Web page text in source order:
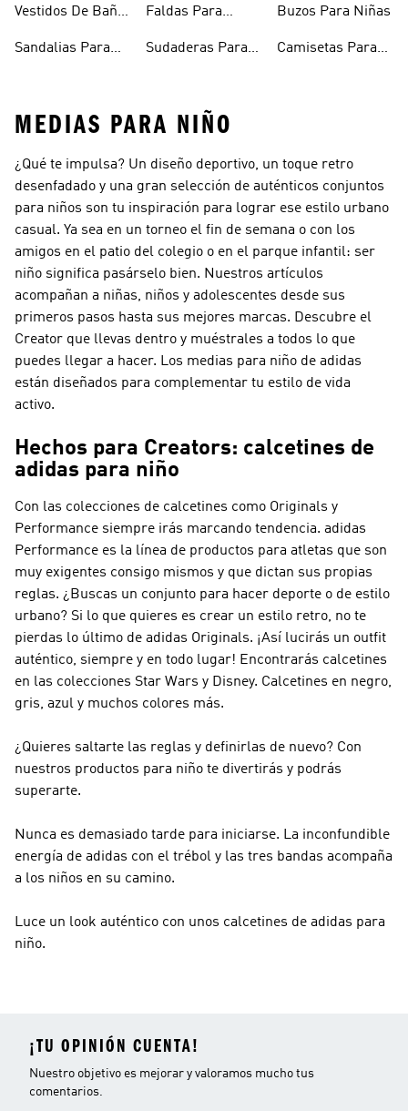
Vestidos De Baño
Sandalias Para
Faldas Para
Sudaderas Para
Buzos Para Niñas
Camisetas Para
MEDIAS PARA NIÑO
¿Qué te impulsa? Un diseño deportivo, un toque retro
desenfadado y una gran selección de auténticos conjuntos
para niños son tu inspiración para lograr ese estilo urbano
casual. Ya sea en un torneo el fin de semana o con los
amigos en el patio del colegio o en el parque infantil: ser
niño significa pasárselo bien. Nuestros artículos
acompañan a niñas, niños y adolescentes desde sus
primeros pasos hasta sus mejores marcas. Descubre el
Creator que llevas dentro y muéstrales a todos lo que
puedes llegar a hacer. Los medias para niño de adidas
están diseñados para complementar tu estilo de vida
activo.
Hechos para Creators: calcetines de
adidas para niño
Con las colecciones de calcetines como Originals y
Performance siempre irás marcando tendencia. adidas
Performance es la línea de productos para atletas que son
muy exigentes consigo mismos y que dictan sus propias
reglas. ¿Buscas un conjunto para hacer deporte o de estilo
urbano? Si lo que quieres es crear un estilo retro, no te
pierdas lo último de adidas Originals. ¡Así lucirás un outfit
auténtico, siempre y en todo lugar! Encontrarás calcetines
en las colecciones Star Wars y Disney. Calcetines en negro,
gris, azul y muchos colores más.
¿Quieres saltarte las reglas y definirlas de nuevo? Con
nuestros productos para niño te divertirás y podrás
superarte.
Nunca es demasiado tarde para iniciarse. La inconfundible
energía de adidas con el trébol y las tres bandas acompaña
a los niños en su camino.
Luce un look auténtico con unos calcetines de adidas para
niño.
¡TU OPINIÓN CUENTA!
Nuestro objetivo es mejorar y valoramos mucho tus
comentarios.